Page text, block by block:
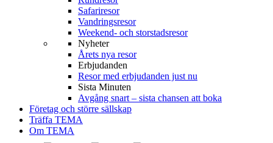
Safariresor
Vandringsresor
Weekend- och storstadsresor
Nyheter
Årets nya resor
Erbjudanden
Resor med erbjudanden just nu
Sista Minuten
Avgång snart – sista chansen att boka
Företag och större sällskap
Träffa TEMA
Om TEMA